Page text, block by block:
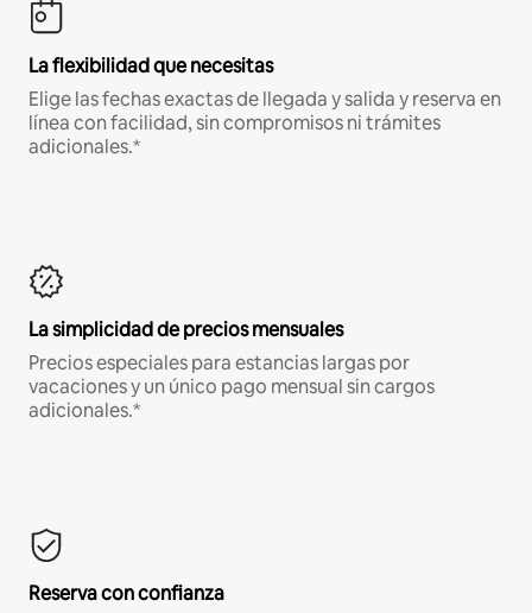
La flexibilidad que necesitas
Elige las fechas exactas de llegada y salida y reserva en
línea con facilidad, sin compromisos ni trámites
adicionales.*
La simplicidad de precios mensuales
Precios especiales para estancias largas por
vacaciones y un único pago mensual sin cargos
adicionales.*
Reserva con confianza